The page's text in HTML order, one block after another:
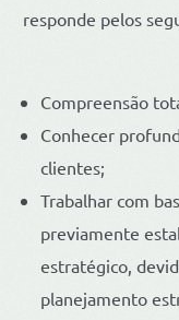
responde pelos
Compreensão
Conhecer
clientes;
Trabalhar com
previamente
estratégico,
planejamento